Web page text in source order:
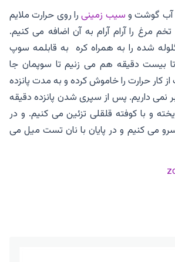
آب گوشت وسیب زمینیرا روی حرارت ملایم
مرغ را آرام آرام به آن اضافه می کنیم.
شده را به همراه کره به قابلمه سوپ
تا بیست دقیقه هم می زنیم تا سوپمان جا
کار حرارت را خاموش کرده و به مدت پانزده
نمی داریم. پس از سپری شدن پانزده دقیقه
و با کوفته قلقلی تزئین می کنیم. و در
می کنیم و‌ در پایان با نان تست میل می